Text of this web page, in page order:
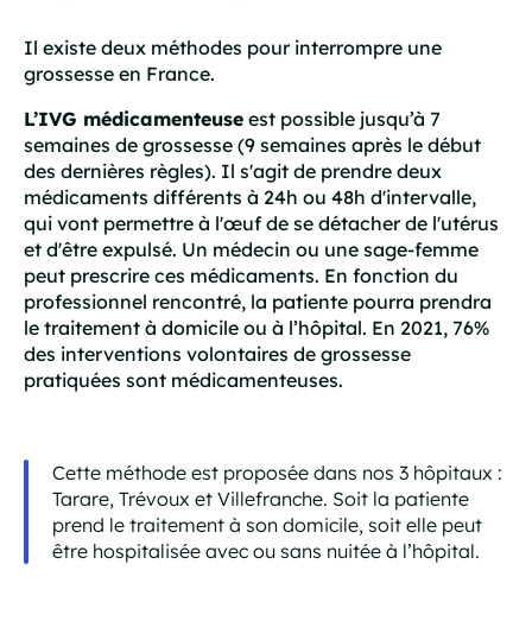
Il existe deux méthodes pour interrompre une
grossesse en France.
L’IVG médicamenteuse est possible jusqu’à 7
semaines de grossesse (9 semaines après le début
des dernières règles). Il s'agit de prendre deux
médicaments différents à 24h ou 48h d'intervalle,
qui vont permettre à l'œuf de se détacher de l'utérus
et d'être expulsé. Un médecin ou une sage-femme
peut prescrire ces médicaments. En fonction du
professionnel rencontré, la patiente pourra prendra
le traitement à domicile ou à l’hôpital. En 2021, 76%
des interventions volontaires de grossesse
pratiquées sont médicamenteuses.
Cette méthode est proposée dans nos 3 hôpitaux :
Tarare, Trévoux et Villefranche. Soit la patiente
prend le traitement à son domicile, soit elle peut
être hospitalisée avec ou sans nuitée à l’hôpital.